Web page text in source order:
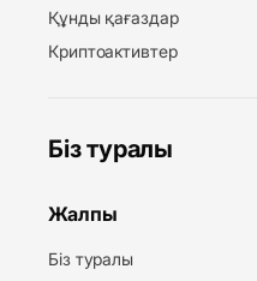
Құнды қағаздар
Криптоактивтер
Біз туралы
Жалпы
Біз туралы